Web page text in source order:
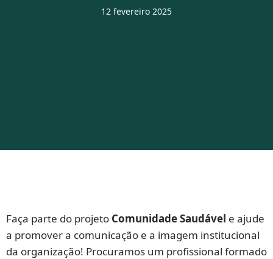
12 fevereiro 2025
Faça parte do projeto Comunidade Saudável e ajude
a promover a comunicação e a imagem institucional
da organização! Procuramos um profissional formado